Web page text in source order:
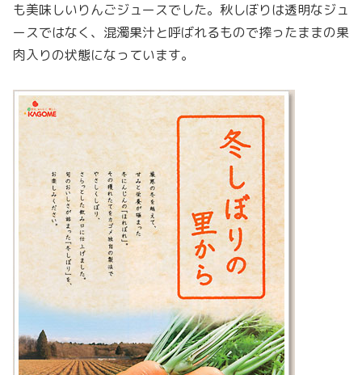
も美味しいりんごジュースでした。秋しぼりは透明なジュ
ースではなく、混濁果汁と呼ばれるもので搾ったままの果
肉入りの状態になっています。